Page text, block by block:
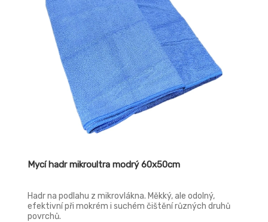
Mycí hadr mikroultra modrý 60x50cm
Hadr na podlahu z mikrovlákna. Měkký, ale odolný,
efektivní při mokrém i suchém čištění různých druhů
povrchů.